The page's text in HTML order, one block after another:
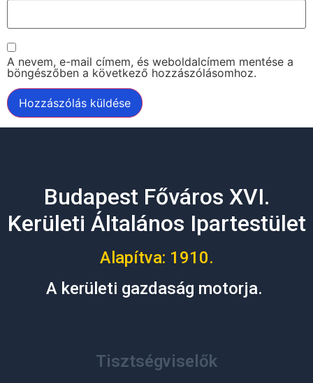
A nevem, e-mail címem, és weboldalcímem mentése a
böngészőben a következő hozzászólásomhoz.
Budapest Főváros XVI.
Kerületi Általános Ipartestület
Alapítva: 1910.
A kerületi gazdaság motorja.
Tisztségviselők